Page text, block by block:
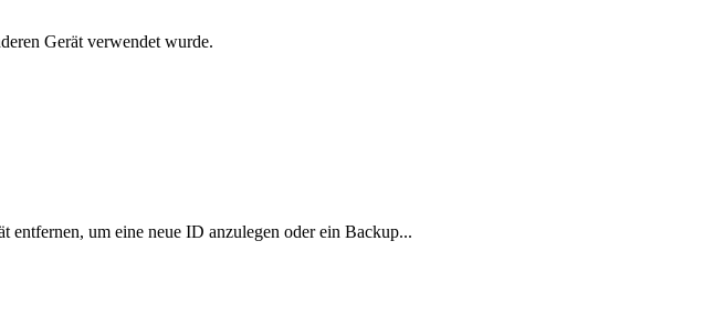
Gerät verwendet wurde.
um eine neue ID anzulegen oder ein Backup...